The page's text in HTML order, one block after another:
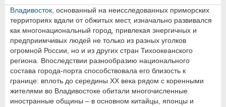
Владивосток , основанный на неисследованных приморских
территориях вдали от обжитых мест, изначально развивался
как многонациональный город, привлекая энергичных и
предприимчивых людей не только из разных уголков
огромной России, но и из других стран Тихоокеанского
региона. Впоследствии разнообразию национального
состава города-порта способствовала его близость к
границе: вплоть до середины ХХ века рядом с коренными
жителями во Владивостоке обитали многочисленные
иностранные общины – в основном китайцы, японцы и